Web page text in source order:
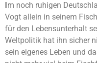
Im noch ruhigen
Vogt allein in seinem
für den Lebensunterhalt
Weltpolitik hat ihn sicher
sein eigenes Leben und